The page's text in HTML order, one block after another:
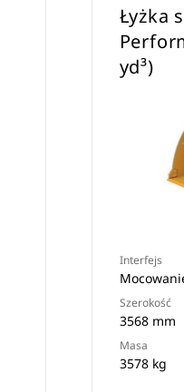
Łyżka
yd³)
Interfejs
Szerokość
3568 mm
Masa
3578 kg